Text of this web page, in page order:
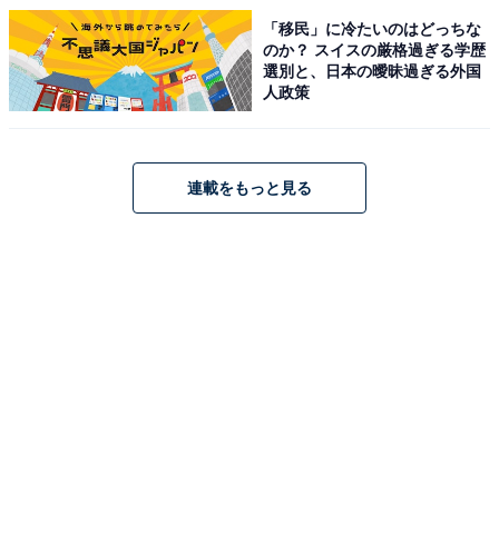
「移民」に冷たいのはどっちな
のか？ スイスの厳格過ぎる学歴
選別と、日本の曖昧過ぎる外国
人政策
連載をもっと見る